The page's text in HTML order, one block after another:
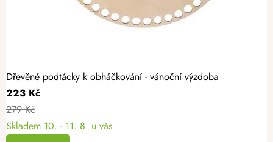
Dřevěné podtácky k obháčkování - vánoční výzdoba
223 Kč
279 Kč
Skladem 10. - 11. 8. u vás